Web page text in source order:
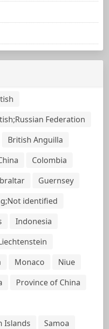
Federation
British Anguilla
Colombia
Guernsey
identified
Indonesia
Monaco
Niue
Province of China
Islands
Samoa